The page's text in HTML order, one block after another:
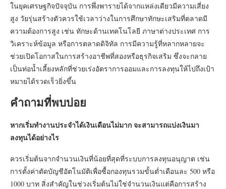
ในยุคเศรษฐกิจปัจจุบัน การพึ่งพารายได้จากแหล่งเดียวมีความเสี่ยง
สูง วัยรุ่นสร้างตัวควรใช้เวลาว่างในการศึกษาทักษะเสริมที่ตลาดมี
ความต้องการสูง เช่น ทักษะด้านเทคโนโลยี ภาษาต่างประเทศ การ
วิเคราะห์ข้อมูล หรือการตลาดดิจิทัล การมีความรู้ที่หลากหลายจะ
ช่วยเปิดโอกาสในการสร้างอาชีพที่สองหรือธุรกิจเสริม ซึ่งจะกลาย
เป็นท่อน้ำเลี้ยงหลักที่ช่วยเร่งอัตราการออมและการลงทุนให้ไปถึงเป้า
หมายได้รวดเร็วยิ่งขึ้น
คำถามที่พบบ่อย
หากเริ่มทำงานประจำได้เงินเดือนไม่มาก จะสามารถแบ่งเงินมา
ลงทุนได้อย่างไร
ควรเริ่มต้นจากจำนวนเงินที่น้อยที่สุดที่ระบบการลงทุนอนุญาต เช่น
การตั้งค่าตัดบัญชีอัตโนมัติเพื่อซื้อกองทุนรวมขั้นต่ำเดือนละ 500 หรือ
1000 บาท สิ่งสำคัญในช่วงเริ่มต้นไม่ใช่จำนวนเงินแต่คือการสร้าง